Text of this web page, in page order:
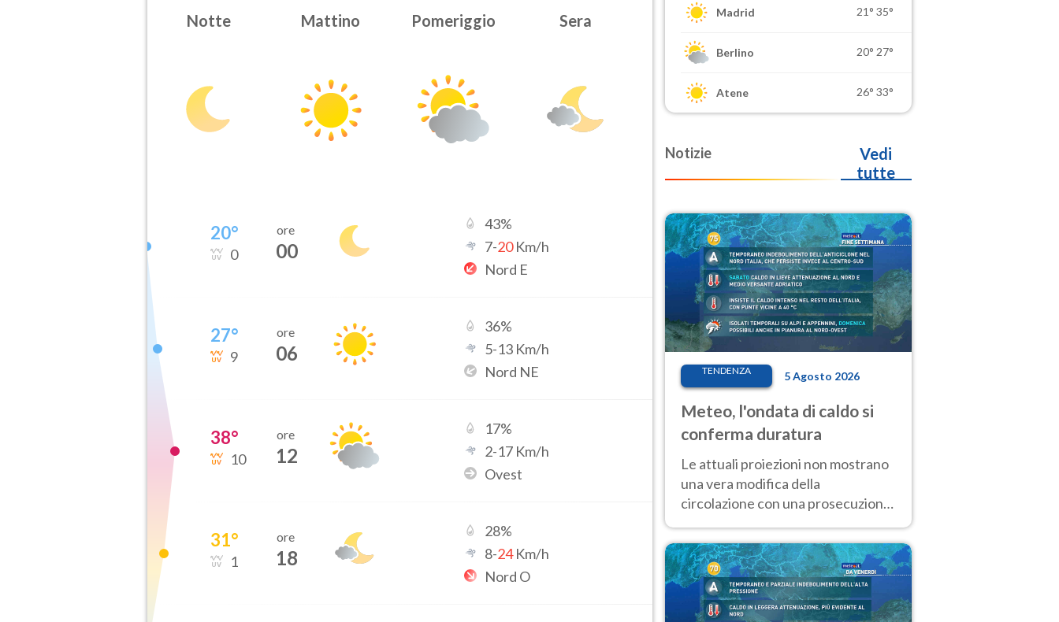
Notte Mattino Pomeriggio Sera
20°
0
ore
00
43%
7-20Km/h
Nord E
27°
9
ore
06
36%
5-13 Km/h
Nord NE
38°
10
ore
12
17%
2-17 Km/h
Ovest
31°
1
ore
18
28%
8-24Km/h
Nord O
Madrid 21° 35°
Berlino 20° 27°
Atene 26° 33°
Notizie
Vedi
tutte
TENDENZA 5 Agosto 2026
Meteo, l'ondata di caldo si
conferma duratura
Le attuali proiezioni non mostrano
una vera modifica della
circolazione con una prosecuzione
giorni, compresa la settimana di
Ferragosto